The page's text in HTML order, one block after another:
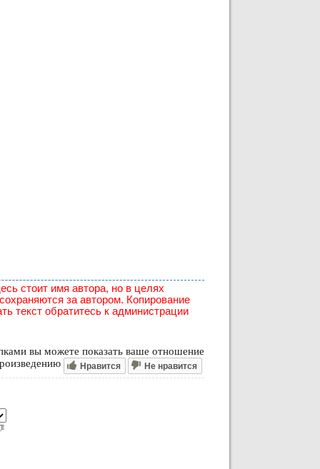
стоит имя автора, но в целях
за автором. Копирование
текст обратитесь к администрации
вы можете показать ваше отношение
Нравится Не нравится